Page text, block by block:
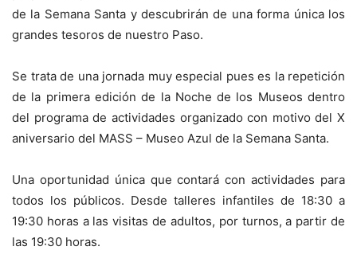
de la Semana Santa y descubrirán de una forma única los
grandes tesoros de nuestro Paso.
Se trata de una jornada muy especial pues es la repetición
de la primera edición de la Noche de los Museos dentro
del programa de actividades organizado con motivo del X
aniversario del MASS – Museo Azul de la Semana Santa.
Una oportunidad única que contará con actividades para
todos los públicos. Desde talleres infantiles de 18:30 a
19:30 horas a las visitas de adultos, por turnos, a partir de
las 19:30 horas.